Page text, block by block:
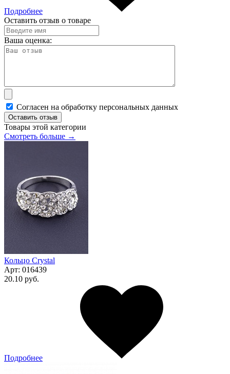
Подробнее
Оставить отзыв о товаре
Ваша оценка:
Согласен на обработку персональных данных
Оставить отзыв
Товары этой категории
Смотреть больше →
Кольцо Сrystal
Арт: 016439
20.10 руб.
Подробнее